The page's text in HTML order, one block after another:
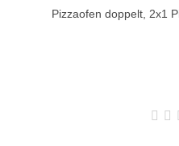
Pizzaofen doppelt, 2x1